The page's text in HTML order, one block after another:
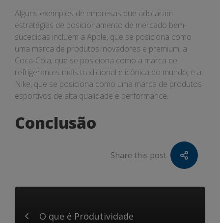
Alguns exemplos de empresas que adotaram
estratégias de posicionamento de mercado bem-
sucedidas incluem a Apple, que se posiciona como
uma marca de produtos inovadores e premium, a
Coca-Cola, que se posiciona como a marca de
refrigerantes mais tradicional e icônica do mundo, e a
Nike, que se posiciona como uma marca de produtos
esportivos de alta qualidade e performance.
Conclusão
Share this post
O que é Produtividade